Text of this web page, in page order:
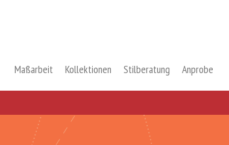
Maßarbeit Kollektionen Stilberatung Anprobe